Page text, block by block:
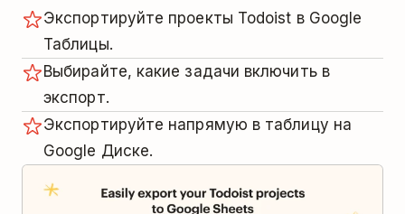
Экспортируйте проекты Todoist в Google
Таблицы.
Выбирайте, какие задачи включить в
экспорт.
Экспортируйте напрямую в таблицу на
Google Диске.